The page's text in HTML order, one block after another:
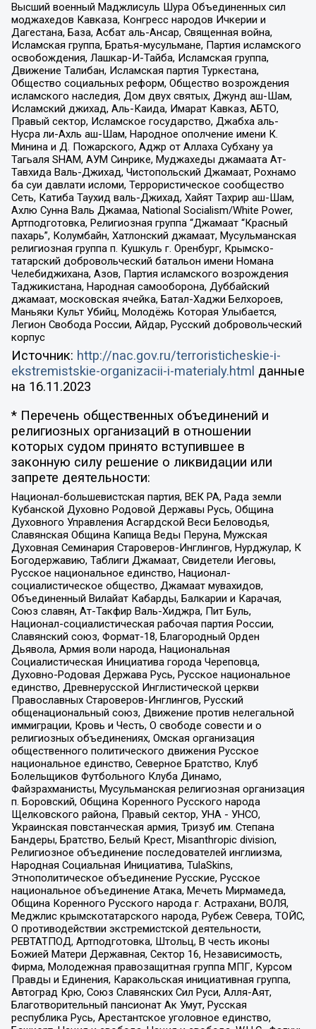
Высший военный Маджлисуль Шура Объединенных сил
моджахедов Кавказа, Конгресс народов Ичкерии и
Дагестана, База, Асбат аль-Ансар, Священная война,
Исламская группа, Братья-мусульмане, Партия исламского
освобождения, Лашкар-И-Тайба, Исламская группа,
Движение Талибан, Исламская партия Туркестана,
Общество социальных реформ, Общество возрождения
исламского наследия, Дом двух святых, Джунд аш-Шам,
Исламский джихад, Аль-Каида, Имарат Кавказ, АБТО,
Правый сектор, Исламское государство, Джабха аль-
Нусра ли-Ахль аш-Шам, Народное ополчение имени К.
Минина и Д. Пожарского, Аджр от Аллаха Субхану уа
Тагьаля SHAM, АУМ Синрике, Муджахеды джамаата Ат-
Тавхида Валь-Джихад, Чистопольский Джамаат, Рохнамо
ба суи давлати исломи, Террористическое сообщество
Сеть, Катиба Таухид валь-Джихад, Хайят Тахрир аш-Шам,
Ахлю Сунна Валь Джамаа, National Socialism/White Power,
Артподготовка, Религиозная группа “Джамаат “Красный
пахарь”, Колумбайн, Хатлонский джамаат, Мусульманская
религиозная группа п. Кушкуль г. Оренбург, Крымско-
татарский добровольческий батальон имени Номана
Челебиджихана, Азов, Партия исламского возрождения
Таджикистана, Народная самооборона, Дуббайский
джамаат, московская ячейка, Батал-Хаджи Белхороев,
Маньяки Культ Убийц, Молодёжь Которая Улыбается,
Легион Свобода России, Айдар, Русский добровольческий
корпус
Источник: http://nac.gov.ru/terroristicheskie-i-
ekstremistskie-organizacii-i-materialy.html данные
на 16.11.2023
* Перечень общественных объединений и
религиозных организаций в отношении
которых судом принято вступившее в
законную силу решение о ликвидации или
запрете деятельности:
Национал-большевистская партия, ВЕК РА, Рада земли
Кубанской Духовно Родовой Державы Русь, Община
Духовного Управления Асгардской Веси Беловодья,
Славянская Община Капища Веды Перуна, Мужская
Духовная Семинария Староверов-Инглингов, Нурджулар, К
Богодержавию, Таблиги Джамаат, Свидетели Иеговы,
Русское национальное единство, Национал-
социалистическое общество, Джамаат мувахидов,
Объединенный Вилайат Кабарды, Балкарии и Карачая,
Союз славян, Ат-Такфир Валь-Хиджра, Пит Буль,
Национал-социалистическая рабочая партия России,
Славянский союз, Формат-18, Благородный Орден
Дьявола, Армия воли народа, Национальная
Социалистическая Инициатива города Череповца,
Духовно-Родовая Держава Русь, Русское национальное
единство, Древнерусской Инглистической церкви
Православных Староверов-Инглингов, Русский
общенациональный союз, Движение против нелегальной
иммиграции, Кровь и Честь, О свободе совести и о
религиозных объединениях, Омская организация
общественного политического движения Русское
национальное единство, Северное Братство, Клуб
Болельщиков Футбольного Клуба Динамо,
Файзрахманисты, Мусульманская религиозная организация
п. Боровский, Община Коренного Русского народа
Щелковского района, Правый сектор, УНА - УНСО,
Украинская повстанческая армия, Тризуб им. Степана
Бандеры, Братство, Белый Крест, Misanthropic division,
Религиозное объединение последователей инглиизма,
Народная Социальная Инициатива, TulaSkins,
Этнополитическое объединение Русские, Русское
национальное объединение Атака, Мечеть Мирмамеда,
Община Коренного Русского народа г. Астрахани, ВОЛЯ,
Меджлис крымскотатарского народа, Рубеж Севера, ТОЙС,
О противодействии экстремистской деятельности,
РЕВТАТПОД, Артподготовка, Штольц, В честь иконы
Божией Матери Державная, Сектор 16, Независимость,
Фирма, Молодежная правозащитная группа МПГ, Курсом
Правды и Единения, Каракольская инициативная группа,
Автоград Крю, Союз Славянских Сил Руси, Алля-Аят,
Благотворительный пансионат Ак Умут, Русская
республика Русь, Арестантское уголовное единство,